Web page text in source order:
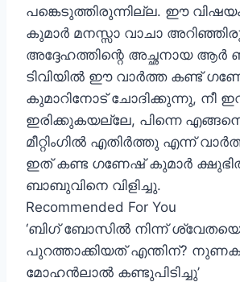
പങ്കെടുത്തിരുന്നില്ല. ഈ
കുമാര്‍ മനസ്സാ വാചാ
അദ്ദേഹത്തിന്റെ അച്ഛനായ ആര്‍
ടിവിയില്‍ ഈ വാര്‍ത്ത കണ്ട്
കുമാറിനോട് ചോദിക്കുന്നു, നീ
ഇരിക്കുകയല്ലേ, പിന്നെ
മീറ്റിംഗില്‍ എതിര്‍ത്തു എന്ന്
ഇത് കണ്ട ഗണേഷ് കുമാര്‍
ബാബുവിനെ വിളിച്ചു.
Recommended For You
‘ബിഗ് ബോസിൽ നിന്ന് ശ്വേതയെ
പുറത്താക്കിയത് എന്തിന്?
മോഹൻലാൽ കണ്ടുപിടിച്ചു’